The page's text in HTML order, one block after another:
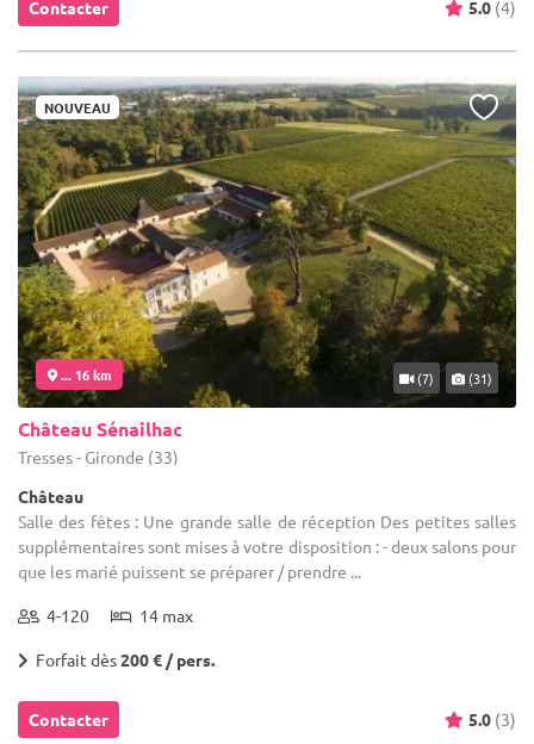
Contacter 5.0 (4)
NOUVEAU
... 16 km (7) (31)
Château Sénailhac
Tresses - Gironde (33)
Château
Salle des fêtes : Une grande salle de réception Des petites salles
supplémentaires sont mises à votre disposition : - deux salons pour
que les marié puissent se préparer / prendre ...
4-120 14 max
Forfait dès200 € / pers.
Contacter 5.0 (3)